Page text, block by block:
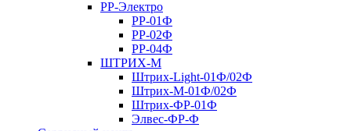
РР-Электро
РР-01Ф
РР-02Ф
РР-04Ф
ШТРИХ-М
Штрих-Light-01Ф/02Ф
Штрих-М-01Ф/02Ф
Штрих-ФР-01Ф
Элвес-ФР-Ф